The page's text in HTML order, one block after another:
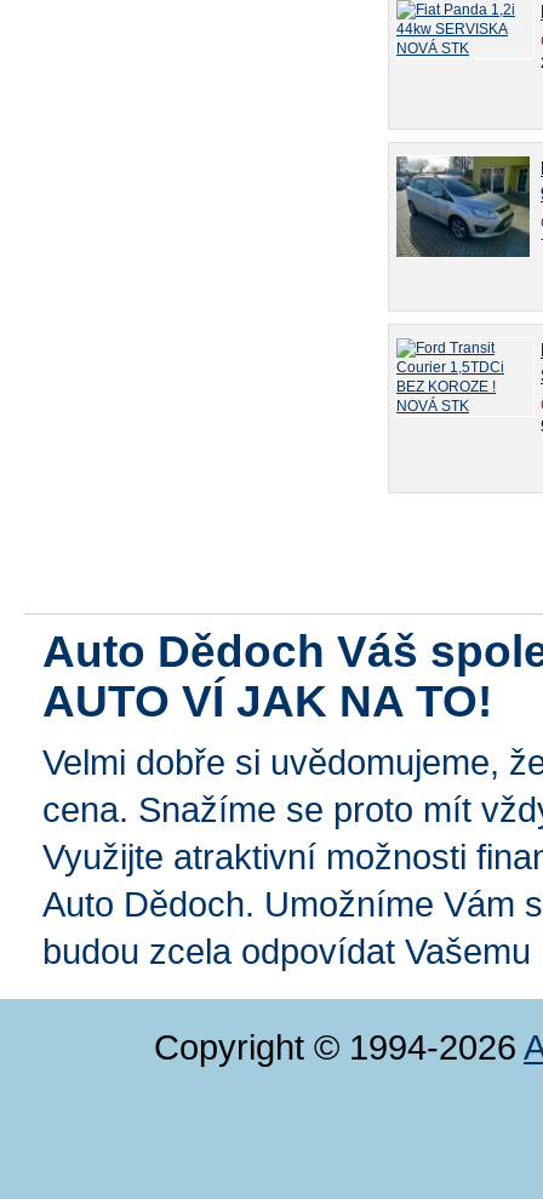
Auto Dědoch Váš
AUTO VÍ JAK NA TO!
Velmi dobře si uvědomujeme,
cena. Snažíme se proto mít
Využijte atraktivní možnosti
Auto Dědoch. Umožníme Vám
budou zcela odpovídat
Copyright © 1994-2026